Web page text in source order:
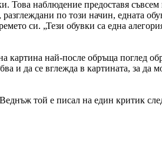
Това наблюдение предоставя съвсем
по този начин, едната
си. „Тези обувки са една
картина най-после обръща поглед
и да се вглежда в картината, за да
той е писал на един критик